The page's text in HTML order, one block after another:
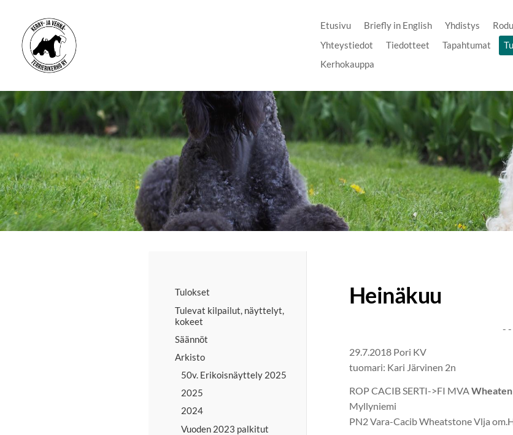
sivun
sisältöön
Kerry- ja vehnäterrierikerho
Etusivu Briefly in English Yhdistys
Yhteystiedot
Tiedotteet Tapahtumat
Kerhokauppa
Tulokset
Tulevat kilpailut, näyttelyt,
kokeet
Säännöt
Arkisto
50v. Erikoisnäyttely 2025
2025
2024
Vuoden 2023 palkitut
Heinäkuu
-
29.7.2018 Pori KV
tuomari: Kari Järvinen 2n
ROP CACIB SERTI->FI MVAWheaten
Myllyniemi
PN2 Vara-Cacib Wheatstone Vlja